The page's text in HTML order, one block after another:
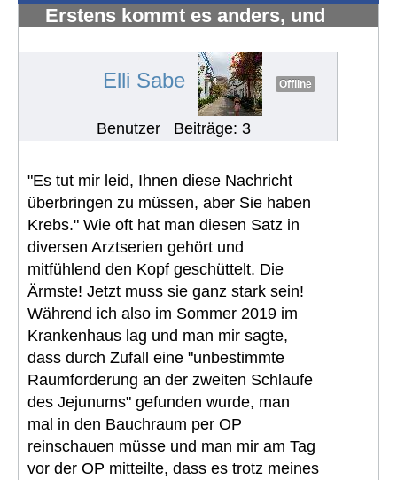
Erstens kommt es anders, und
Elli Sabe Offline
Benutzer Beiträge: 3
"Es tut mir leid, Ihnen diese Nachricht
überbringen zu müssen, aber Sie haben
Krebs." Wie oft hat man diesen Satz in
diversen Arztserien gehört und
mitfühlend den Kopf geschüttelt. Die
Ärmste! Jetzt muss sie ganz stark sein!
Während ich also im Sommer 2019 im
Krankenhaus lag und man mir sagte,
dass durch Zufall eine "unbestimmte
Raumforderung an der zweiten Schlaufe
des Jejunums" gefunden wurde, man
mal in den Bauchraum per OP
reinschauen müsse und man mir am Tag
vor der OP mitteilte, dass es trotz meines